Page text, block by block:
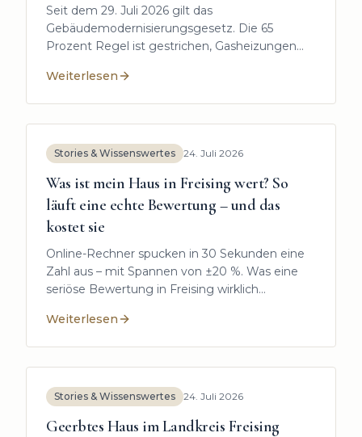
Seit dem 29. Juli 2026 gilt das
Gebäudemodernisierungsgesetz. Die 65
Prozent Regel ist gestrichen, Gasheizungen
kommt die Biotreppe. Was das neue Gesetz
Weiterlesen
:Gebäudemodernisierungsgesetz (GModG): Das
Stories & Wissenswertes 24. Juli 2026
Was ist mein Haus in Freising wert? So
läuft eine echte Bewertung – und das
kostet sie
Online-Rechner spucken in 30 Sekunden eine
Zahl aus – mit Spannen von ±20 %. Was eine
seriöse Bewertung in Freising wirklich
der Stadtteil über sechsstellige Unterschiede
Weiterlesen
:Was ist mein Haus in Freising wert? So läuft eine
Stories & Wissenswertes 24. Juli 2026
Geerbtes Haus im Landkreis Freising